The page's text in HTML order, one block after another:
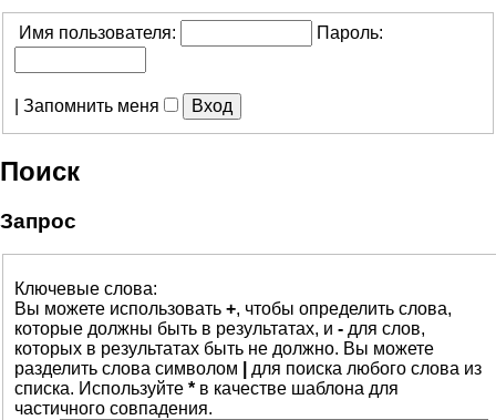
Имя пользователя: Пароль:
Запомнить меня
Поиск
Запрос
Ключевые слова:
Вы можете использовать +, чтобы определить слова,
которые должны быть в результатах, и - для слов,
которых в результатах быть не должно. Вы можете
разделить слова символом
для поиска любого слова из
списка. Используйте * в качестве шаблона для
частичного совпадения.